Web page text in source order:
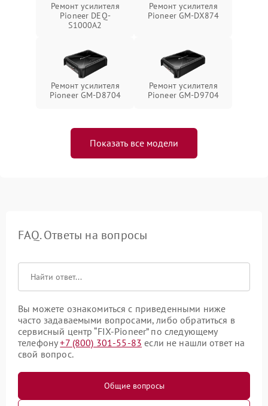
Ремонт усилителя
Pioneer DEQ-
S1000A2
Ремонт усилителя
Pioneer GM-DX874
Ремонт усилителя
Pioneer GM-D8704
Ремонт усилителя
Pioneer GM-D9704
Показать все модели
FAQ. Ответы на вопросы
Вы можете ознакомиться с приведенными ниже
часто задаваемыми вопросами, либо обратиться в
сервисный центр “FIX-Pioneer” по следующему
телефону+7 (800) 301-55-83 если не нашли ответ на
свой вопрос.
Общие вопросы